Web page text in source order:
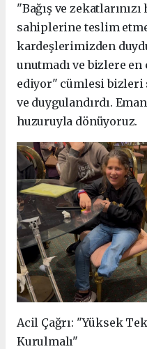
"Bağış ve
sahiplerine teslim
kardeşlerimizden
unutmadı ve bizlere
ediyor" cümlesi bizleri
ve duygulandırdı.
huzuruyla dönüyoruz.
Acil Çağrı: "Yüksek
Kurulmalı"